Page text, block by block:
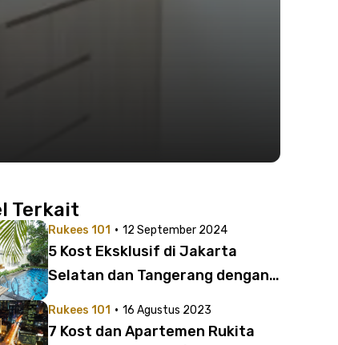
Terkait
Rukees 101 · 12 September 2024
5 Kost Eksklusif di Jakarta
Selatan dan Tangerang dengan
Mewah Rasa Sultan!
Rukees 101 · 16 Agustus 2023
7 Kost dan Apartemen Rukita